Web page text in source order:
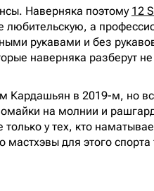
Наверняка поэтому 12
любительскую, а
рукавами и без
наверняка разберут не
Кардашьян в 2019-м, но
на молнии и
у тех, кто
мастхэвы для этого